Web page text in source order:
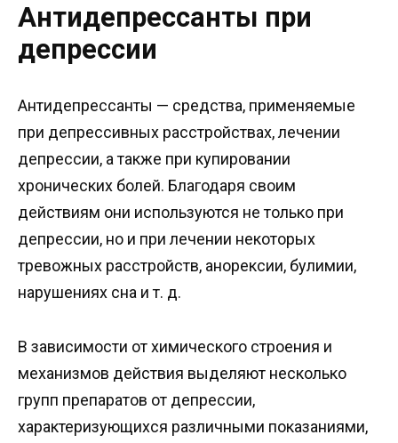
Антидепрессанты при
депрессии
Антидепрессанты — средства, применяемые
при депрессивных расстройствах, лечении
депрессии, а также при купировании
хронических болей. Благодаря своим
действиям они используются не только при
депрессии, но и при лечении некоторых
тревожных расстройств, анорексии, булимии,
нарушениях сна и т. д.
В зависимости от химического строения и
механизмов действия выделяют несколько
групп препаратов от депрессии,
характеризующихся различными показаниями,